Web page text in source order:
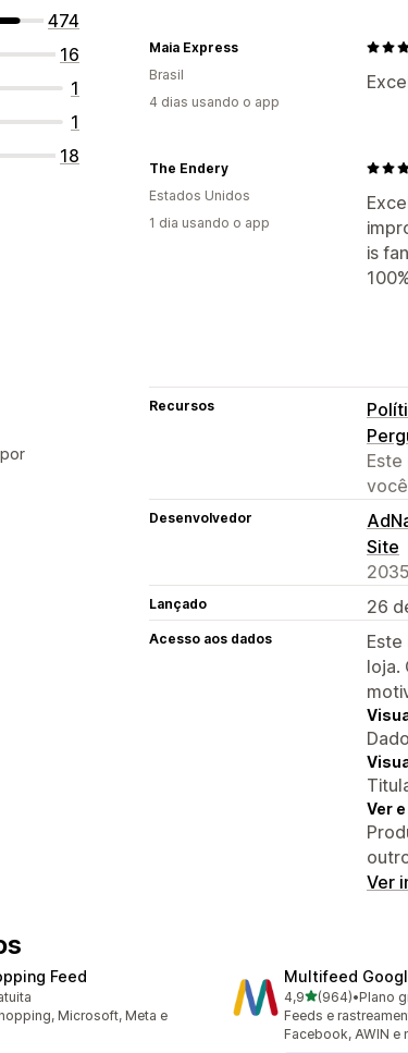
474
16
1
1
18
Maia Express
Brasil
4 dias usando o app
is
The Endery
Estados Unidos
1 dia usando o app
Recursos
Desenvolvedor
Site
Lançado 26
Acesso aos dados
loja.
Ver
Ver
Feed
Microsoft, Meta e
Multifeed
4,9de 5 estrelas
(964)
964 avaliações ao
•Plano
Feeds e
Facebook, AWIN e